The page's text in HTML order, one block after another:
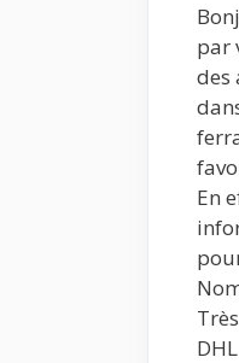
par
des
En